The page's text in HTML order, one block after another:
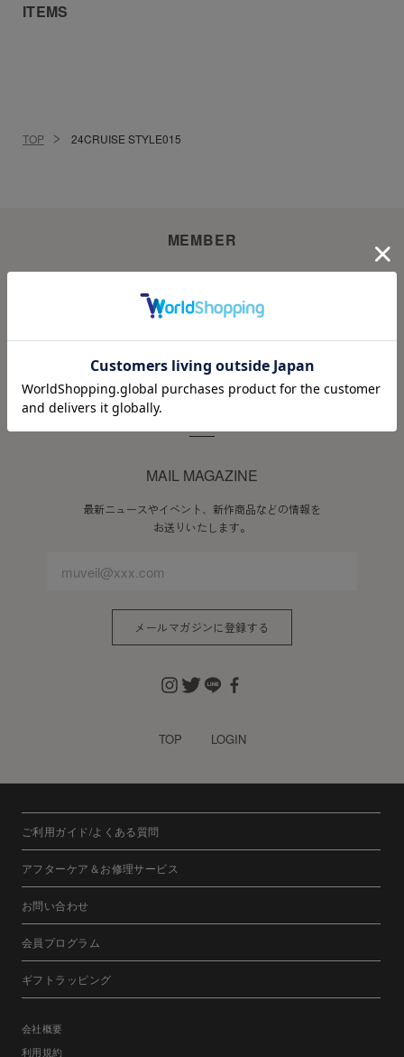
ITEMS
TOP 24CRUISE STYLE015
MEMBER
DREAMLAND MEMBERS PROGRAM
会員ステージに応じた先行セールやオリジナルギフトなど、
スペシャルな特典をご用意しています。
会員登録ページへ進む
MAIL MAGAZINE
最新ニュースやイベント、新作商品などの情報を
お送りいたします。
メールマガジンに登録する
TOP LOGIN
ご利用ガイド/よくある質問
アフターケア＆お修理サービス
お問い合わせ
会員プログラム
ギフトラッピング
会社概要
利用規約